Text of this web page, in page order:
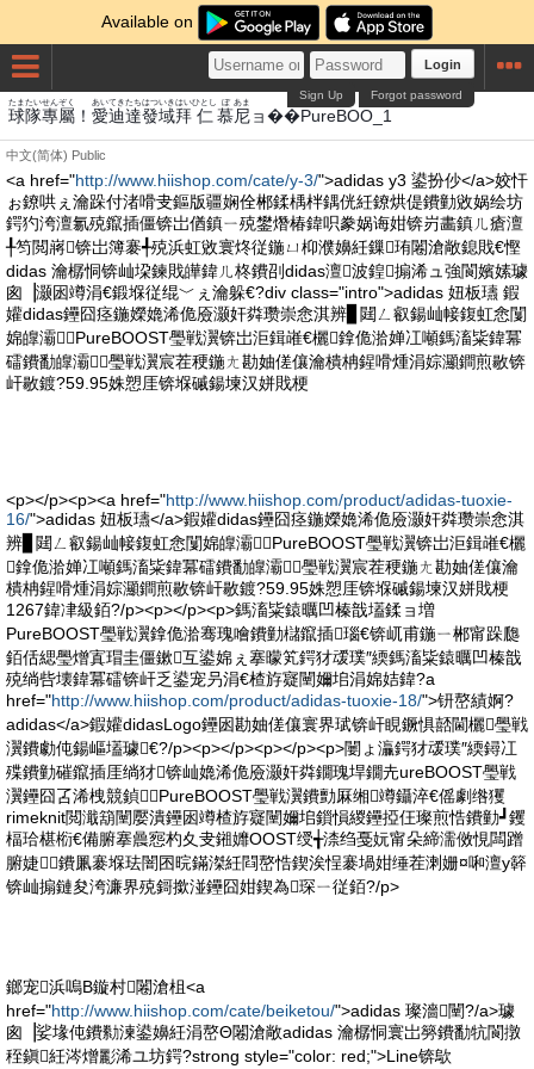
Available on
Login
Forgot password
Sign Up
球
たま
隊
たい
專屬
せんぞく
！ 愛
あい
迪
てき
達
たち
發
はつ
域
いき
拜
はい
仁
ひとし
慕
ぼ
尼
あま
ョ��PureBOO_1
中文(简体) Public
<a href="http://www.hiishop.com/cate/y-3/">adidas y3 鍙扮仯</a>姣忓
ぉ鐐哄ぇ瀹跺付渚嗗叏鏂版疆娴佺郴鍒楀柈鍝侊紝鐐烘偍鐨勭敓娲绘坊
鍔犳洿澶氱殑鑹插僵锛岀偤鎮ㄧ殑鐢熸椿鍏呮豢娲诲姏锛岃畵鎮ㄦ瘡澶
╀笉閲嶈锛岀簿褰╃殑浜虹敓寰炵従鍦ㄩ枊濮嬶紝鏁珛闂滄敞鎴戝€慳
didas 瀹樼恫锛屾垜鍊戝皣鍏ㄦ柊鐨刟didas澶波鍠搧浠ュ強閬嬪嫊璩
囪▕灏囦竴涓€鍛堢従绲﹀ぇ瀹躲€?div class="intro">adidas 妞板瓙 鍜
孉didas鑸囧痉鍦嬫嫓浠佹厱灏奸粦瓒崇悆淇辨▊閮ㄥ叡鍚屾帹鍑虹悆闅
婂皥灞PureBOOST璺戦瀷锛岀洰鍓嶉€欐鎿佹湁婵冮噸鎷滀粊鍏冪
礌鐨勫皥灞璺戦瀷宸茬稉鍦ㄤ勘妯傞儴瀹樻柟鍟嗗煄涓婃灦鐧煎敭锛
屽敭鍍?59.95姝愬厓锛堢磩鍚堜汉姘戝梗
<p></p><p><a href="http://www.hiishop.com/product/adidas-tuoxie-
16/">adidas 妞板瓙</a>鍜孉didas鑸囧痉鍦嬫嫓浠佹厱灏奸粦瓒崇悆淇
辨▊閮ㄥ叡鍚屾帹鍑虹悆闅婂皥灞PureBOOST璺戦瀷锛岀洰鍓嶉€欐
鎿佹湁婵冮噸鎷滀粊鍏冪礌鐨勫皥灞璺戦瀷宸茬稉鍦ㄤ勘妯傞儴瀹
樻柟鍟嗗煄涓婃灦鐧煎敭锛屽敭鍍?59.95姝愬厓锛堢磩鍚堜汉姘戝梗
1267鍏冿級銆?/p><p></p><p>鎷滀粊鎱曞凹榛戠壒鍒ョ増
PureBOOST璺戦瀷鎿佹湁骞瑰噲鐨勭櫧鑹插瑙€锛屼甫鍦ㄧ郴甯跺瓟
銆佸緦璺熷寘瑁圭僵鏉互鍙婂ぇ搴曚笂鍔犲叆璞″緛鎷滀粊鎱曞凹榛戠
殑绱呰壊鍏冪礌锛屽乏鍙宠叧涓€楂斿寲闉嬭垖涓婂姞鍏?a
href="http://www.hiishop.com/product/adidas-tuoxie-18/">钘嶅績婀?
adidas</a>鍜孉didasLogo鑸囦勘妯傞儴寰界珷锛屽睍鐝惧嚭閫欐璺戦
瀷鐨勮伅鍚嶇壒璩€?/p><p></p><p></p><p>闄ょ灜鍔犲叆璞″緛鐞冮
殜鐨勭磪鑹插厓绱犲锛屾嫓浠佹厱灏奸粦鐗瑰垾鐗圥ureBOOST璺戦
瀷鑸囧叾浠栧競鍞PureBOOST璺戦瀷鐨勯厤缃竴鑷淬€傜劇绺玃
rimeknit閲濈箶闉嬮潰鑸囦竴楂斿寲闉嬭垖鎻愪緵鑸掗仼璨煎悎鐨勭┛钁
楅珨椹椼€備腑搴曟惌杓夊叏鎺孊OOST绶╅渿绉戞妧甯朵締濡傚悓闆蹭
腑婕鐨凲褰堢珐闇囨晥鏋滐紝閰嶅悎鍥涘悜褰堝姏缍茬溂姗¤啝澶у簳
锛屾搧鏈夋洿濂界殑鎶撳湴鑸囧姏鍥為琛ㄧ従銆?/p>
鎯宠浜嗚В鏇村闂滄柤<a
href="http://www.hiishop.com/cate/beiketou/">adidas 璨濇闉?/a>璩
囪▕娑堟伅鐨勬湅鍙嬶紝涓嶅Θ闂滄敞adidas 瀹樼恫寰岀簩鐨勫牨閬撴
秷鎭紝涔熷彲浠ユ坊鍔?strong style="color: red;">Line锛歍